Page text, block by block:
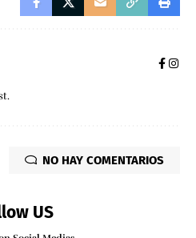
NO HAY COMENTARIOS
US